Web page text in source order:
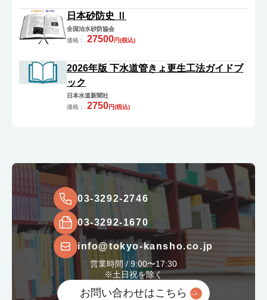
日本砂防史 Ⅱ
全国治水砂防協会
価格 :
27500円(税込)
2026年版 下水道管きょ更生工法ガイドブ
ック
日本水道新聞社
価格 :
2750円(税込)
03-3292-2746
03-3292-1670
info@tokyo-kansho.co.jp
営業時間 /9:00〜17:30
※土日祝を除く
お問い合わせはこちら